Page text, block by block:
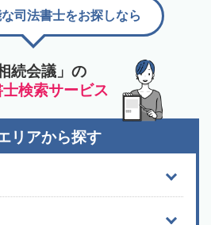
続会議」の
検索サービス
司法書士をお探しなら
リアから探す